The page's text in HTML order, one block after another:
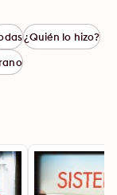
¿Quién lo hizo?